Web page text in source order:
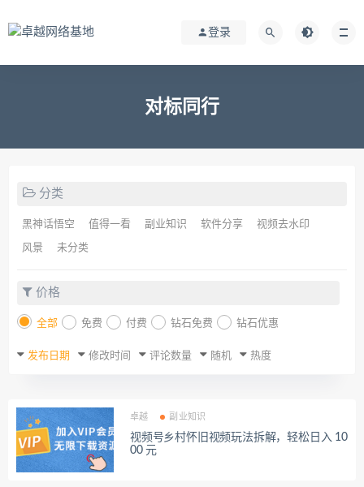
登录
对标同行
分类
黑神话悟空 值得一看 副业知识 软件分享 视频去水印
风景 未分类
价格
全部 免费 付费 钻石免费 钻石优惠
发布日期 修改时间 评论数量 随机 热度
卓越 副业知识
视频号乡村怀旧视频玩法拆解，轻松日入 10
00 元